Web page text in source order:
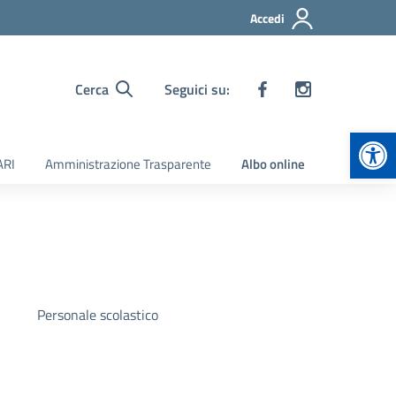
Accedi
Cerca Seguici su:
Amministrazione Trasparente Albo online
Personale scolastico